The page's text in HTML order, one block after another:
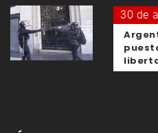
30 de